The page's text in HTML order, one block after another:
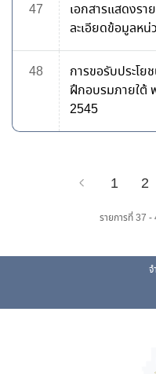
47
เอกสารแสดงราย
ละเอียดข้อมูลหน่
48
การขอรับประโย
ฝึกอบรมภายใต้
2545
1 2
รายการที่ 37 -
จ